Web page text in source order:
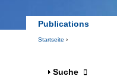
Publications
Startseite ›
Anzeigen
Suche